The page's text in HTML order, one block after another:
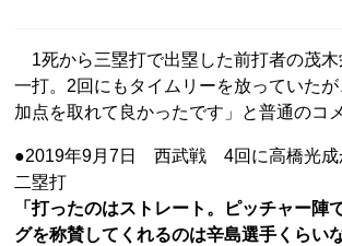
1死から三塁打で出塁した前打者の茂木
一打。2回にもタイムリーを放っていた
加点を取れて良かったです」と普通のコ
●2019年9月7日 西武戦 4回に高橋光成
二塁打
「打ったのはストレート。ピッチャー陣
グを称賛してくれるのは辛島選手くらい